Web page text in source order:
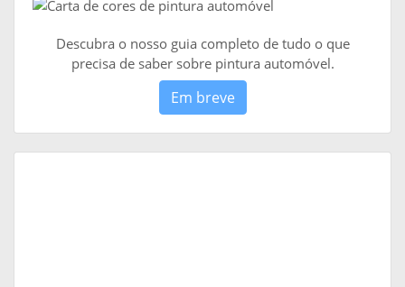
Descubra o nosso guia completo de tudo o que
precisa de saber sobre pintura automóvel.
Em breve